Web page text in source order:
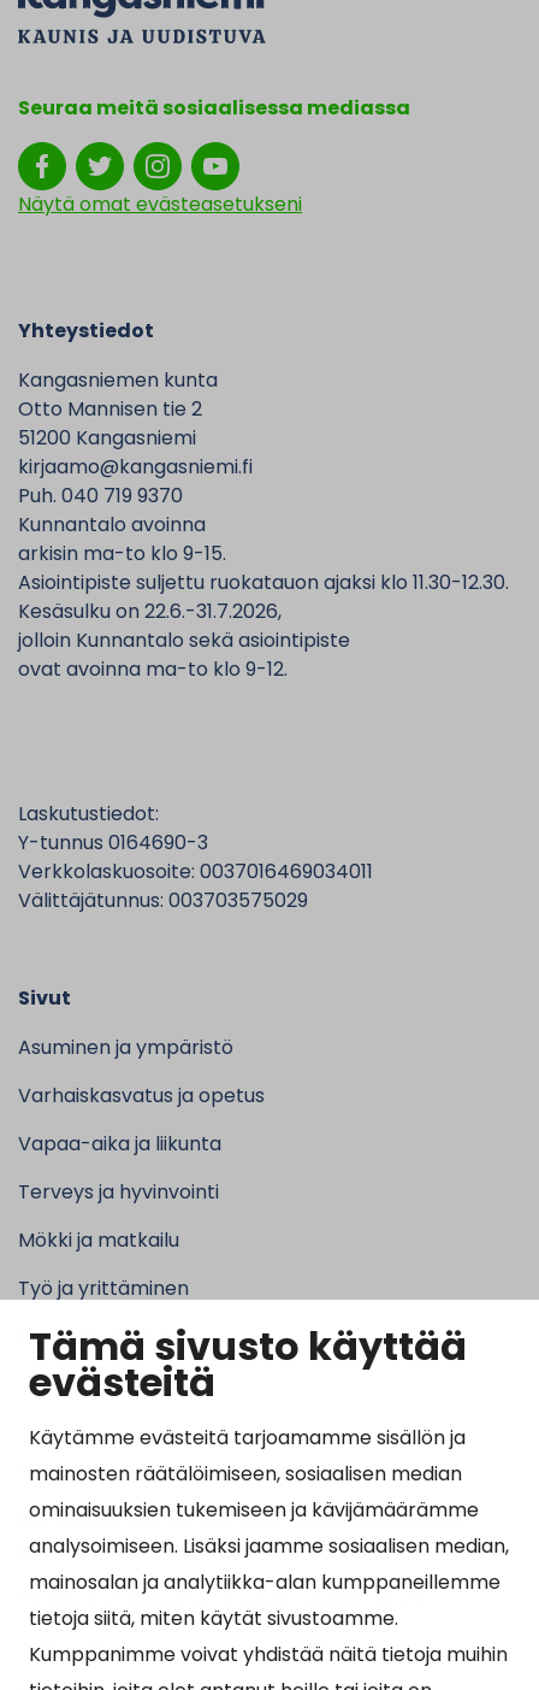
Tämä sivusto käyttää
evästeitä
Käytämme evästeitä tarjoamamme sisällön ja
mainosten räätälöimiseen, sosiaalisen median
ominaisuuksien tukemiseen ja kävijämäärämme
analysoimiseen. Lisäksi jaamme sosiaalisen median,
mainosalan ja analytiikka-alan kumppaneillemme
tietoja siitä, miten käytät sivustoamme.
Kumppanimme voivat yhdistää näitä tietoja muihin
Seuraa meitä sosiaalisessa mediassa
Näytä omat evästeasetukseni
Yhteystiedot
Kangasniemen kunta
Otto Mannisen tie 2
51200 Kangasniemi
kirjaamo@kangasniemi.fi
Puh. 040 719 9370
Kunnantalo avoinna
arkisin ma-to klo 9-15.
Asiointipiste suljettu ruokatauon ajaksi klo 11.30-12.30.
Kesäsulku on 22.6.-31.7.2026,
jolloin Kunnantalo sekä asiointipiste
ovat avoinna ma-to klo 9-12.
Laskutustiedot:
Y-tunnus 0164690-3
Verkkolaskuosoite: 0037016469034011
Välittäjätunnus: 003703575029
Sivut
Asuminen ja ympäristö
Varhaiskasvatus ja opetus
Vapaa-aika ja liikunta
Terveys ja hyvinvointi
Mökki ja matkailu
Työ ja yrittäminen
Kunta ja hallinto
Suosituimmat sivut
Esityslistat, pöytäkirjat, viranhaltijapäätökset ja
kuulutukset
Tietoa ja ohjeistusta koronavirukseen liittyen
Asiointipiste